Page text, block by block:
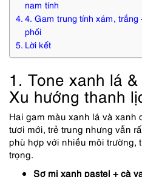
nam tính
4. Gam trung tính xám, trắng
phối
Lời kết
1. Tone xanh lá
Xu hướng thanh
Hai gam màu xanh lá và xanh
tươi mới, trẻ trung nhưng vẫn
phù hợp với nhiều môi trường,
trọng.
Sơ mi xanh pastel + cà